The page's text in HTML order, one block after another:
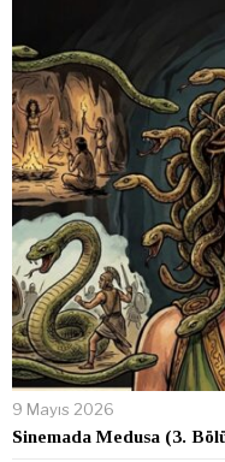
9 Mayıs 2026
Sinemada Medusa (3.